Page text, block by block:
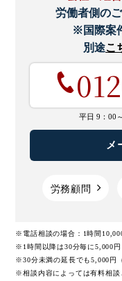
労働者側の
※国際案
別途こ
平日 9：00
メ
労務顧問
※電話相談の場合：1時間
※1時間以降は30分毎に5,000円
※30分未満の延長でも5,000円
※相談内容によっては有料相談